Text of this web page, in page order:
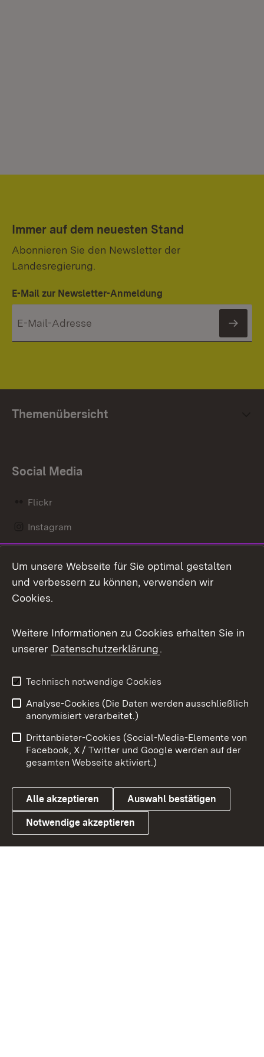
Immer auf dem neuesten Stand
Abonnieren Sie den Newsletter der
Landesregierung.
E-Mail zur Newsletter-Anmeldung
Themenübersicht
Social Media
Flickr
Instagram
Mastodon
Messenger
Social Wall
X / Twitter
Youtube
Link zum Landesportal
Benutzungshinweise
Barrierefreiheit
Datenschutz
Cookies
Um unsere Webseite für Sie optimal gestalten
und verbessern zu können, verwenden wir
Cookies.
Weitere Informationen zu Cookies erhalten Sie in
unserer Datenschutzerklärung.
Technisch notwendige Cookies
Analyse-Cookies (Die Daten werden ausschließlich
anonymisiert verarbeitet.)
Drittanbieter-Cookies (Social-Media-Elemente von
Facebook, X / Twitter und Google werden auf der
gesamten Webseite aktiviert.)
Alle akzeptieren Auswahl bestätigen
Notwendige akzeptieren